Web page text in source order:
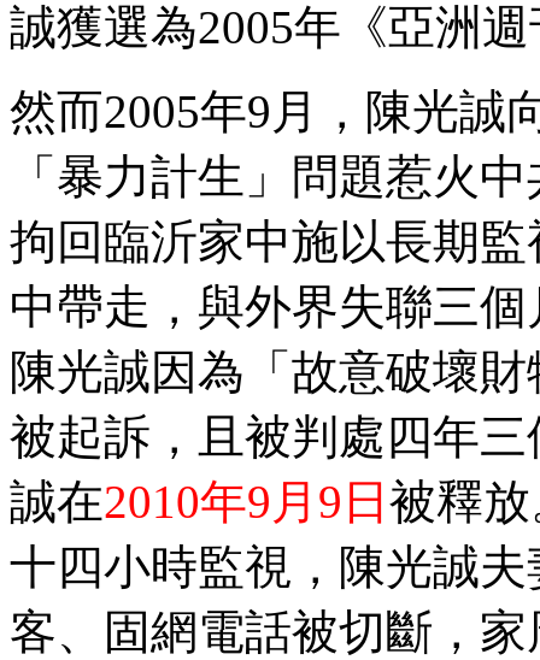
誠獲選為2005年《亞洲
然而2005年9月，陳光誠
「暴力計生」問題惹火
拘回臨沂家中施以長期
中帶走，與外界失聯三
陳光誠因為「故意破壞
被起訴，且被判處四年
誠在2010年9月9日 被釋
十四小時監視，陳光誠
客、固網電話被切斷，